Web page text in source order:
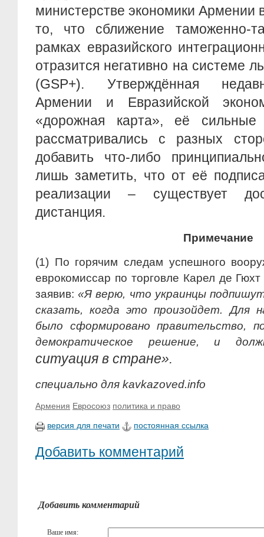
министерстве экономики
то, что сближение таможенно-
рамках евразийского
отразится негативно на системе
(GSP+). Утверждённая
Армении и Евразийской
«дорожная карта», её
рассматривались с разных
добавить что-либо
лишь заметить, что от её
реализации – существует
дистанция.
Примечание
(1) По горячим следам успешного
еврокомиссар по торговле Карел де
заявив:«Я верю, что украинцы
сказать, когда это произойдет. Для
было сформировано правительство,
демократическое решение, и
ситуация в стране».
специально для kavkazoved.info
Армения Евросоюз политика и право
версия для печати постоянная ссылка
Добавить комментарий
Добавить комментарий
Ваше имя: